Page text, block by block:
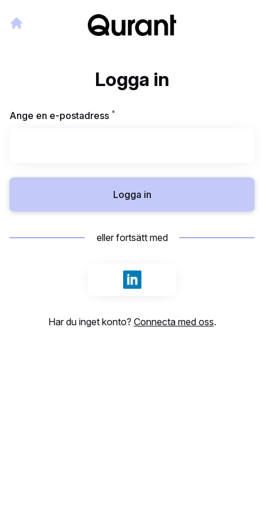
Logga in
Ange en e-postadress *
Logga in
eller fortsätt med
Logga in med LinkedIn
Har du inget konto? Connecta med oss.